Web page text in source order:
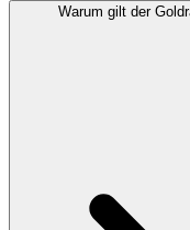
Warum gilt der